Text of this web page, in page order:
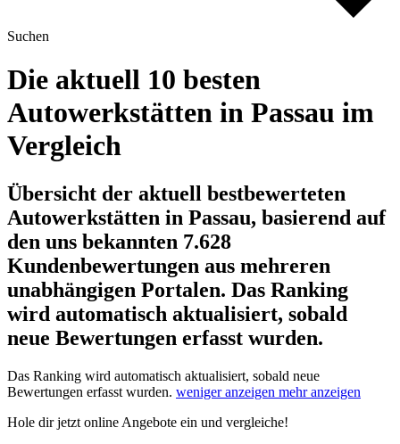
Suchen
Die aktuell 10 besten
Autowerkstätten in Passau im
Vergleich
Übersicht der aktuell bestbewerteten
Autowerkstätten in Passau, basierend auf
den uns bekannten 7.628
Kundenbewertungen aus mehreren
unabhängigen Portalen. Das Ranking
wird automatisch aktualisiert, sobald
neue Bewertungen erfasst wurden.
Das Ranking wird automatisch aktualisiert, sobald neue
Bewertungen erfasst wurden. weniger anzeigen mehr anzeigen
Hole dirjetzt online Angebote ein und vergleiche!